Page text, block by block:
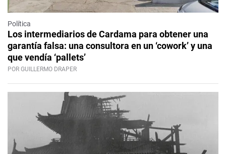
Política
Los intermediarios de Cardama para obtener una
garantía falsa: una consultora en un ‘cowork’ y una
que vendía ‘pallets’
POR GUILLERMO DRAPER